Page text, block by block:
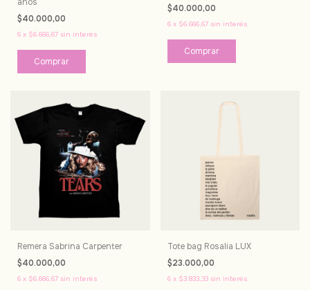
$40.000,00
6 x $6.666,67 sin interés
Comprar
$40.000,00
6 x $6.666,67 sin interés
Comprar
Remera Sabrina Carpenter
$40.000,00
6 x $6.666,67 sin interés
Tote bag Rosalia LUX
$23.000,00
6 x $3.833,33 sin interés